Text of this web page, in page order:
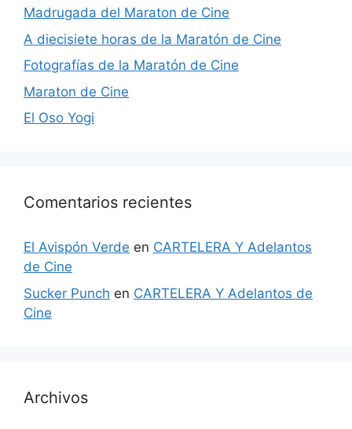
Madrugada del Maraton de Cine
A diecisiete horas de la Maratón de Cine
Fotografías de la Maratón de Cine
Maraton de Cine
El Oso Yogi
Comentarios recientes
El Avispón Verde en CARTELERA Y Adelantos
de Cine
Sucker Punch en CARTELERA Y Adelantos de
Cine
Archivos